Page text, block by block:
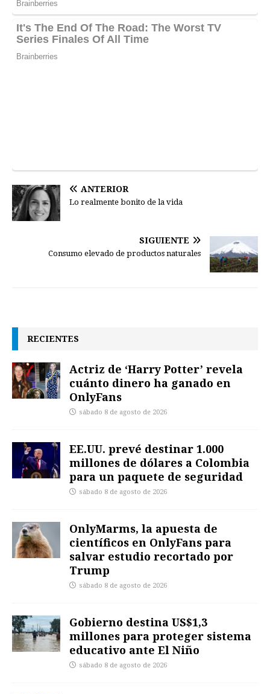
ANTERIOR
Lo realmente bonito de la vida
SIGUIENTE
Consumo elevado de productos naturales
RECIENTES
Actriz de ‘Harry Potter’ revela
cuánto dinero ha ganado en
OnlyFans
sábado 8 de agosto de 2026
EE.UU. prevé destinar 1.000
millones de dólares a Colombia
para un paquete de seguridad
sábado 8 de agosto de 2026
OnlyMarms, la apuesta de
científicos en OnlyFans para
salvar estudio recortado por
Trump
sábado 8 de agosto de 2026
Gobierno destina US$1,3
millones para proteger sistema
educativo ante El Niño
sábado 8 de agosto de 2026